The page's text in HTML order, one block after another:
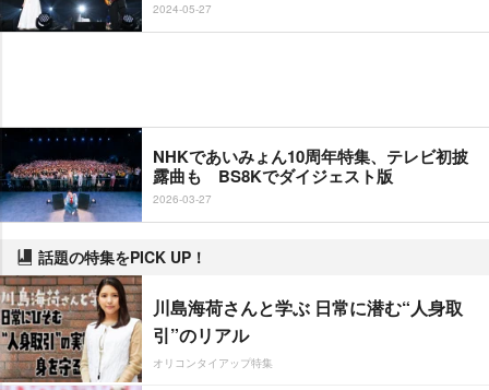
2024-05-27
NHKであいみょん10周年特集、テレビ初披
露曲も BS8Kでダイジェスト版
2026-03-27
話題の特集をPICK UP！
川島海荷さんと学ぶ 日常に潜む“人身取
引”のリアル
オリコンタイアップ特集